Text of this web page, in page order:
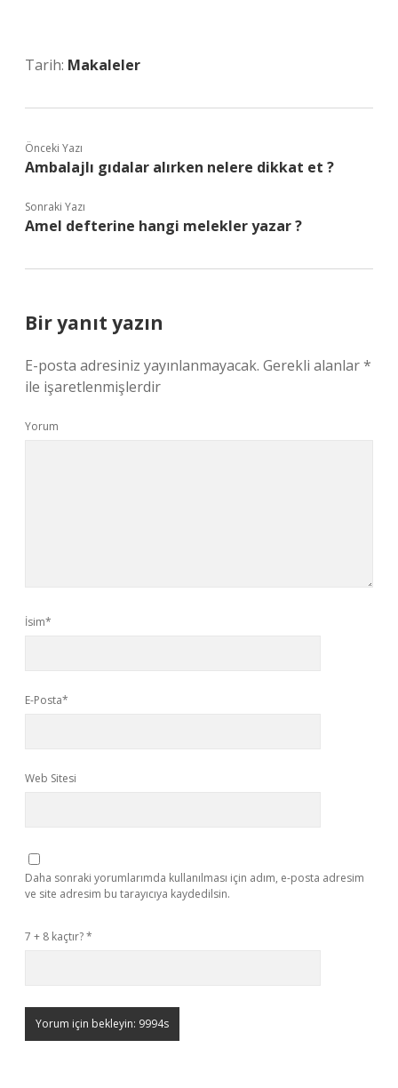
Tarih: Makaleler
Önceki Yazı
Ambalajlı gıdalar alırken nelere dikkat et ?
Sonraki Yazı
Amel defterine hangi melekler yazar ?
Bir yanıt yazın
E-posta adresiniz yayınlanmayacak. Gerekli alanlar*
ile işaretlenmişlerdir
Yorum
İsim*
E-Posta*
Web Sitesi
Daha sonraki yorumlarımda kullanılması için adım, e-posta adresim
ve site adresim bu tarayıcıya kaydedilsin.
7 + 8 kaçtır?*